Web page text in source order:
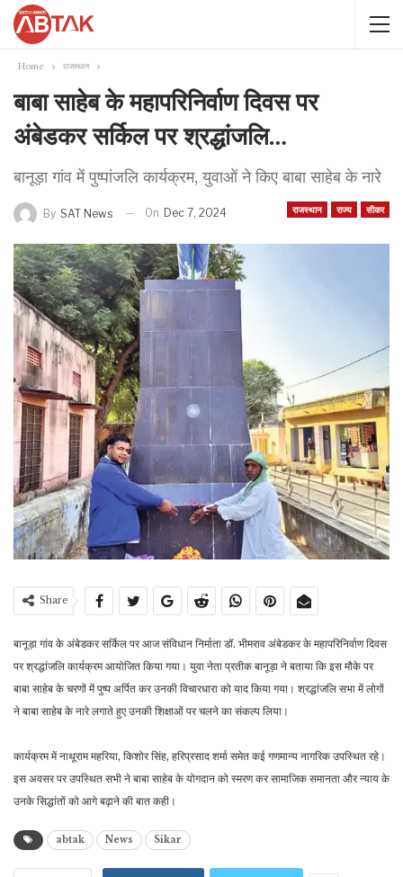
Home राजस्थान
बाबा साहेब के महापरिनिर्वाण दिवस पर
अंबेडकर सर्किल पर श्रद्धांजलि…
बानूड़ा गांव में पुष्पांजलि कार्यक्रम, युवाओं ने किए बाबा साहेब के नारे
राजस्थान राज्य सीकर
By SAT News On Dec 7, 2024
Share
बानूड़ा गांव के अंबेडकर सर्किल पर आज संविधान निर्माता डॉ. भीमराव अंबेडकर के महापरिनिर्वाण दिवस
पर श्रद्धांजलि कार्यक्रम आयोजित किया गया। युवा नेता प्रतीक बानूड़ा ने बताया कि इस मौके पर
बाबा साहेब के चरणों में पुष्प अर्पित कर उनकी विचारधारा को याद किया गया। श्रद्धांजलि सभा में लोगों
ने बाबा साहेब के नारे लगाते हुए उनकी शिक्षाओं पर चलने का संकल्प लिया।
कार्यक्रम में नाथूराम महरिया, किशोर सिंह, हरिप्रसाद शर्मा समेत कई गणमान्य नागरिक उपस्थित रहे।
इस अवसर पर उपस्थित सभी ने बाबा साहेब के योगदान को स्मरण कर सामाजिक समानता और न्याय के
उनके सिद्धांतों को आगे बढ़ाने की बात कही।
abtak News Sikar